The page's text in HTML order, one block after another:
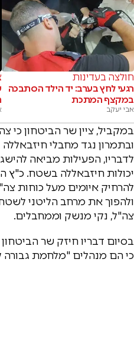
חולצה בעדינות
רגעי לחץ בערב: יד הילד הסתבכה
במקצף המתכת
אבי יעקב
במקביל, ציין שר הביטחון כי
ובתמרון נגד מחבלי חיזבאללה
לדבריו, הפעילות מביאה
יכולות חיזבאללה בשטח. כ"ץ
להרחיק איומים מעל כוחות
ולהפוך את מרחב הליטני
צה"ל, נקי מנשק וממחבלים.
בסיום דבריו חיזק שר
כי הם מנהלים "מלחמת גבורה